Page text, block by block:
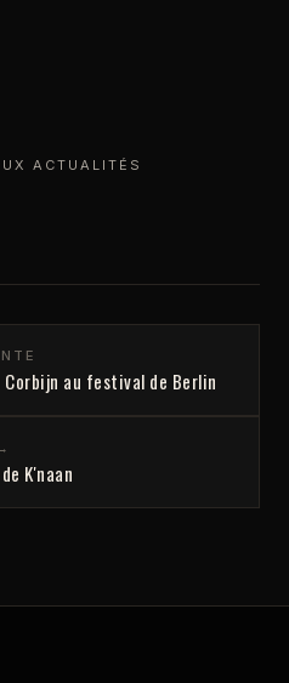
ACTUALITÉS
au festival de Berlin
K'naan